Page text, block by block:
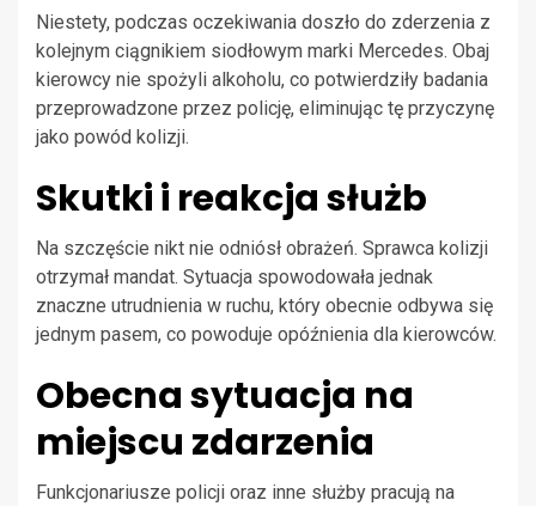
Niestety, podczas oczekiwania doszło do zderzenia z
kolejnym ciągnikiem siodłowym marki Mercedes. Obaj
kierowcy nie spożyli alkoholu, co potwierdziły badania
przeprowadzone przez policję, eliminując tę przyczynę
jako powód kolizji.
Skutki i reakcja służb
Na szczęście nikt nie odniósł obrażeń. Sprawca kolizji
otrzymał mandat. Sytuacja spowodowała jednak
znaczne utrudnienia w ruchu, który obecnie odbywa się
jednym pasem, co powoduje opóźnienia dla kierowców.
Obecna sytuacja na
miejscu zdarzenia
Funkcjonariusze policji oraz inne służby pracują na